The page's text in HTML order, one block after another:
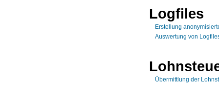
Logfiles
Erstellung
Auswertung von
Übermittlung der